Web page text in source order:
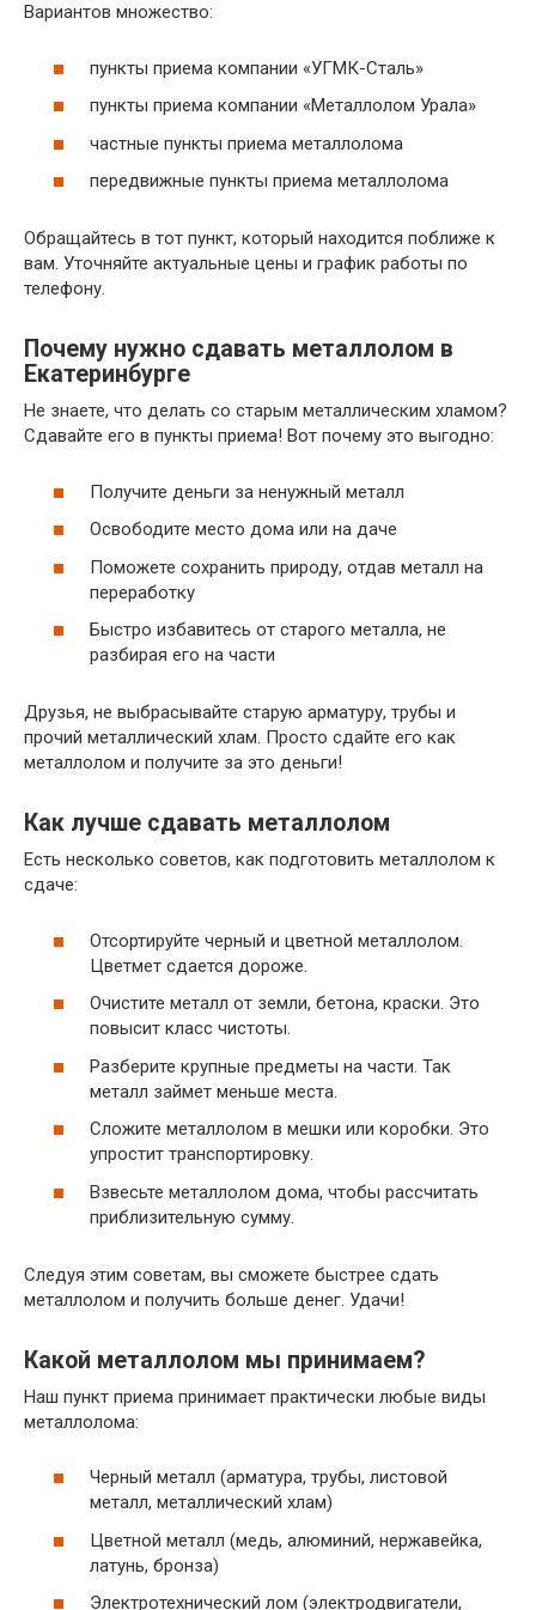
Вариантов множество:
пункты приема компании «УГМК-Сталь»
пункты приема компании «Металлолом Урала»
частные пункты приема металлолома
передвижные пункты приема металлолома
Обращайтесь в тот пункт, который находится поближе к
вам. Уточняйте актуальные цены и график работы по
телефону.
Почему нужно сдавать металлолом в
Екатеринбурге
Не знаете, что делать со старым металлическим хламом?
Сдавайте его в пункты приема! Вот почему это выгодно:
Получите деньги за ненужный металл
Освободите место дома или на даче
Поможете сохранить природу, отдав металл на
переработку
Быстро избавитесь от старого металла, не
разбирая его на части
Друзья, не выбрасывайте старую арматуру, трубы и
прочий металлический хлам. Просто сдайте его как
металлолом и получите за это деньги!
Как лучше сдавать металлолом
Есть несколько советов, как подготовить металлолом к
сдаче:
Отсортируйте черный и цветной металлолом.
Цветмет сдается дороже.
Очистите металл от земли, бетона, краски. Это
повысит класс чистоты.
Разберите крупные предметы на части. Так
металл займет меньше места.
Сложите металлолом в мешки или коробки. Это
упростит транспортировку.
Взвесьте металлолом дома, чтобы рассчитать
приблизительную сумму.
Следуя этим советам, вы сможете быстрее сдать
металлолом и получить больше денег. Удачи!
Какой металлолом мы принимаем?
Наш пункт приема принимает практически любые виды
металлолома:
Черный металл (арматура, трубы, листовой
металл, металлический хлам)
Цветной металл (медь, алюминий, нержавейка,
латунь, бронза)
Электротехнический лом (электродвигатели,